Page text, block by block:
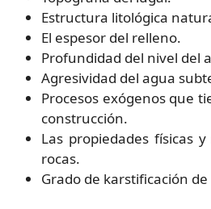
Estructura litológica
El espesor del relleno.
Profundidad del nivel del
Agresividad del agua
Procesos exógenos que
construcción.
Las propiedades físicas
rocas.
Grado de karstificación de